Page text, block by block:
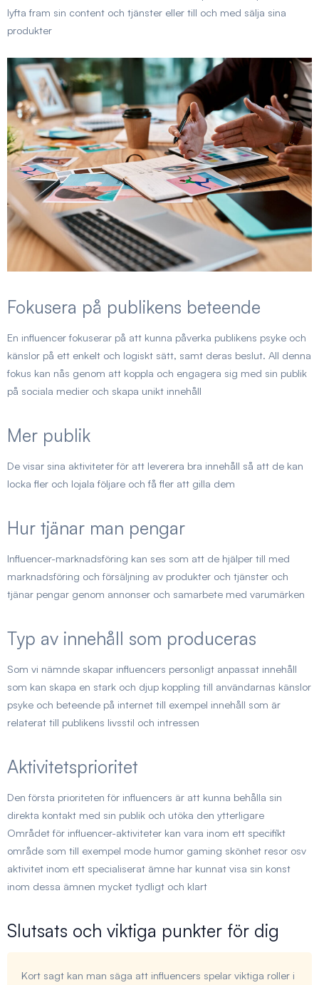
lyfta fram sin content och tjänster eller till och med sälja sina
produkter
Fokusera på publikens beteende
En influencer fokuserar på att kunna påverka publikens psyke och
känslor på ett enkelt och logiskt sätt, samt deras beslut. All denna
fokus kan nås genom att koppla och engagera sig med sin publik
på sociala medier och skapa unikt innehåll
Mer publik
De visar sina aktiviteter för att leverera bra innehåll så att de kan
locka fler och lojala följare och få fler att gilla dem
Hur tjänar man pengar
Influencer-marknadsföring kan ses som att de hjälper till med
marknadsföring och försäljning av produkter och tjänster och
tjänar pengar genom annonser och samarbete med varumärken
Typ av innehåll som produceras
Som vi nämnde skapar influencers personligt anpassat innehåll
som kan skapa en stark och djup koppling till användarnas känslor
psyke och beteende på internet till exempel innehåll som är
relaterat till publikens livsstil och intressen
Aktivitetsprioritet
Den första prioriteten för influencers är att kunna behålla sin
direkta kontakt med sin publik och utöka den ytterligare
Området för influencer-aktiviteter kan vara inom ett specifikt
område som till exempel mode humor gaming skönhet resor osv
aktivitet inom ett specialiserat ämne har kunnat visa sin konst
inom dessa ämnen mycket tydligt och klart
Slutsats och viktiga punkter för dig
Kort sagt kan man säga att influencers spelar viktiga roller i